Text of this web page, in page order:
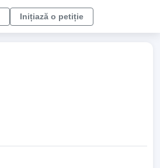
Inițiază o petiție